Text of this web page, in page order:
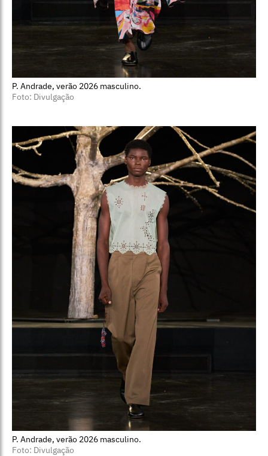
P. Andrade, verão 2026 masculino.
Foto: Divulgação
P. Andrade, verão 2026 masculino.
Foto: Divulgação